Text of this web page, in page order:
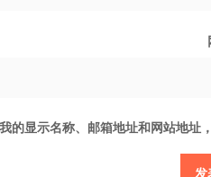
的显示名称、邮箱地址和网站地址